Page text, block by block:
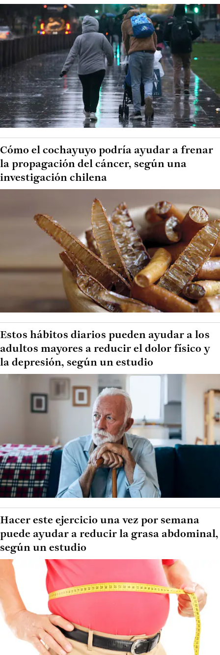
Cómo el cochayuyo podría ayudar a frenar
la propagación del cáncer, según una
investigación chilena
Estos hábitos diarios pueden ayudar a los
adultos mayores a reducir el dolor físico y
la depresión, según un estudio
Hacer este ejercicio una vez por semana
puede ayudar a reducir la grasa abdominal,
según un estudio